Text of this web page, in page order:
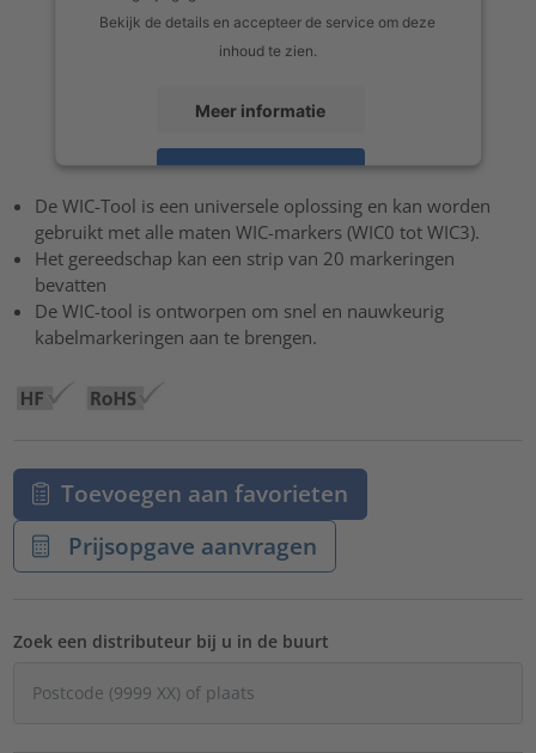
Bekijk de details en accepteer de service om deze
inhoud te zien.
Meer informatie
Accepteren
powered byUsercentrics Consent Management Platform
De WIC-Tool is een universele oplossing en kan worden
gebruikt met alle maten WIC-markers (WIC0 tot WIC3).
Het gereedschap kan een strip van 20 markeringen
bevatten
De WIC-tool is ontworpen om snel en nauwkeurig
kabelmarkeringen aan te brengen.
Toevoegen aan favorieten
Prijsopgave aanvragen
Zoek een distributeur bij u in de buurt